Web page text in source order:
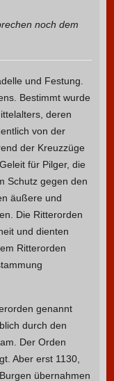
noch dem
und Festung.
Bestimmt wurde
deren
von der
der Kreuzzüge
für Pilger, die
Schutz gegen den
äußere und
Die Ritterorden
und dienten
Ritterorden
genannt
durch den
Der Orden
Aber erst 1130,
übernahmen